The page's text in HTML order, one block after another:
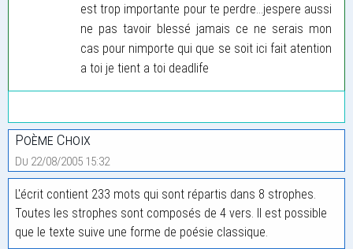
est trop importante pour te perdre...jespere aussi
ne pas tavoir blessé jamais ce ne serais mon
cas pour nimporte qui que se soit ici fait atention
a toi je tient a toi deadlife
Poème Choix
Du 22/08/2005 15:32
L'écrit contient 233 mots qui sont répartis dans 8 strophes.
Toutes les strophes sont composés de 4 vers. Il est possible
que le texte suive une forme de poésie classique.